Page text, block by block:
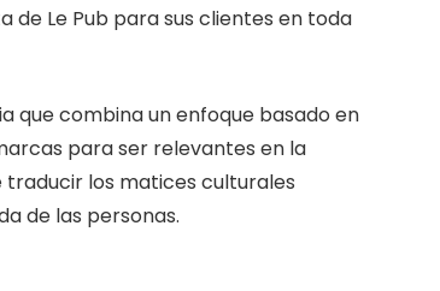
Le Pub para sus clientes en toda
que combina un enfoque basado en
para ser relevantes en la
traducir los matices culturales
de las personas.